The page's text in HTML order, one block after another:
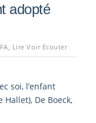
adopté
, Lire Voir Ecouter
soi, l’enfant
De Boeck,